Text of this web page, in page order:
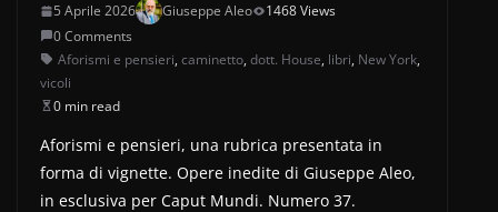
5 Aprile 2026 Giuseppe Aleo
1468 Views
0 Comments
Aforismi e pensieri, caminetto, dott. House, libri, New York,
vicoli
0 min read
Aforismi e pensieri, una rubrica presentata in
forma di vignette. Opere inedite di Giuseppe Aleo,
in esclusiva per Caput Mundi. Numero 37.